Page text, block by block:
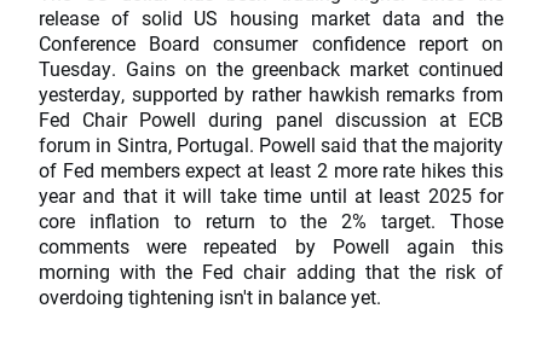
release of solid US housing market data and the
Conference Board consumer confidence report on
Tuesday. Gains on the greenback market continued
yesterday, supported by rather hawkish remarks from
Fed Chair Powell during panel discussion at ECB
forum in Sintra, Portugal. Powell said that the majority
of Fed members expect at least 2 more rate hikes this
year and that it will take time until at least 2025 for
core inflation to return to the 2% target. Those
comments were repeated by Powell again this
morning with the Fed chair adding that the risk of
overdoing tightening isn't in balance yet.